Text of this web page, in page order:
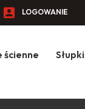
LOGOWANIE
ścienne
Słupki